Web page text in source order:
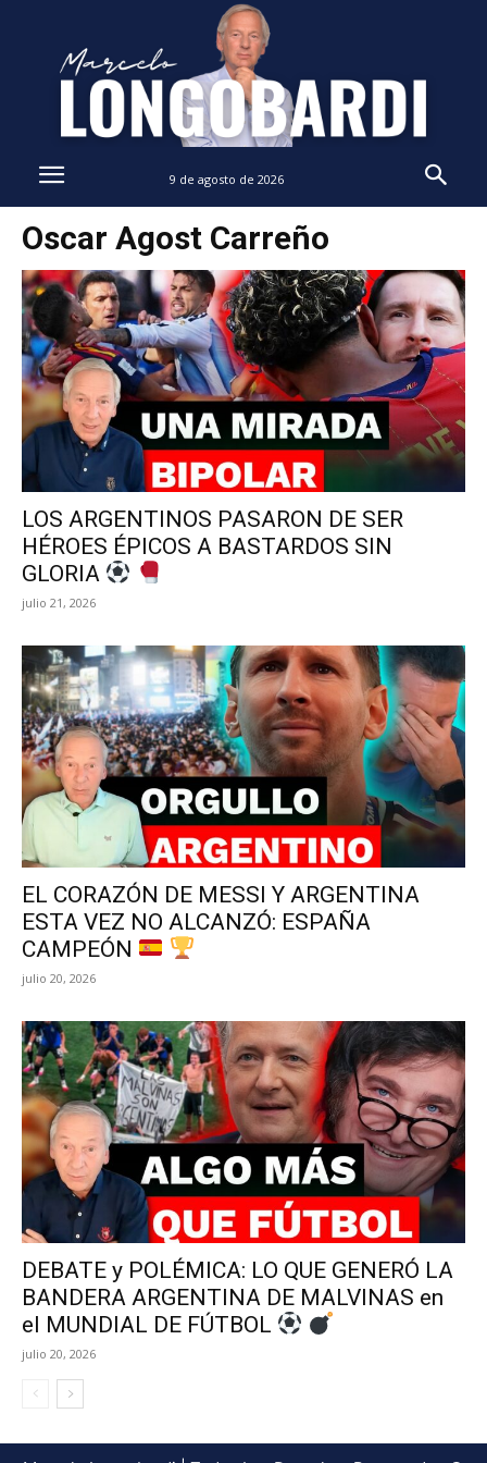
9 de agosto de 2026
Oscar Agost Carreño
LOS ARGENTINOS PASARON DE SER
HÉROES ÉPICOS A BASTARDOS SIN
GLORIA
julio 21, 2026
EL CORAZÓN DE MESSI Y ARGENTINA
ESTA VEZ NO ALCANZÓ: ESPAÑA
CAMPEÓN
julio 20, 2026
DEBATE y POLÉMICA: LO QUE GENERÓ LA
BANDERA ARGENTINA DE MALVINAS en
el MUNDIAL DE FÚTBOL
julio 20, 2026